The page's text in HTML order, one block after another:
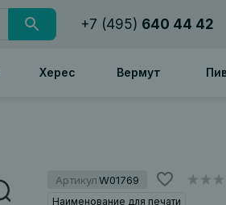
+7 (495) 640 44 42
Херес Вермут
АртикулW01769
Наименование для печати